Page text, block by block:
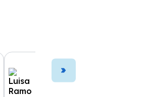
Luisa Ramo -
10 Jul, 2026